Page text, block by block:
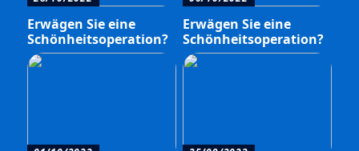
Erwägen Sie eine
Schönheitsoperation?
Erwägen Sie eine
Schönheitsoperation?